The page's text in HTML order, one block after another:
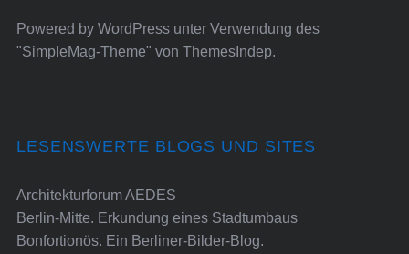
Powered by WordPressunter Verwendung des
"SimpleMag-Theme" von ThemesIndep.
LESENSWERTE BLOGS UND SITES
Architekturforum AEDES
Berlin-Mitte. Erkundung eines Stadtumbaus
Bonfortionös. Ein Berliner-Bilder-Blog.